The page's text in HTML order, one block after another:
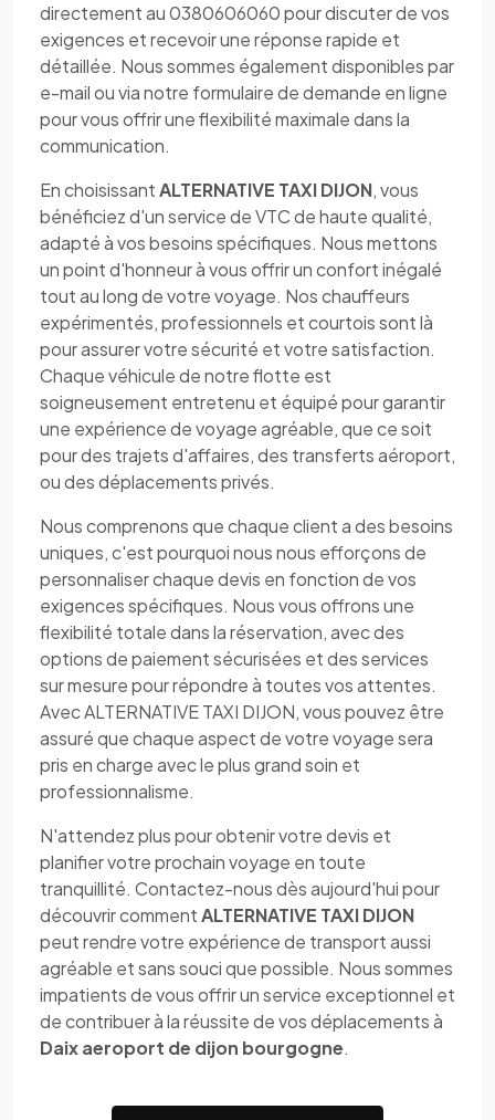
directement au 0380606060 pour discuter de vos
exigences et recevoir une réponse rapide et
détaillée. Nous sommes également disponibles par
e-mail ou via notre formulaire de demande en ligne
pour vous offrir une flexibilité maximale dans la
communication.
En choisissantALTERNATIVE TAXI DIJON, vous
bénéficiez d'un service de VTC de haute qualité,
adapté à vos besoins spécifiques. Nous mettons
un point d'honneur à vous offrir un confort inégalé
tout au long de votre voyage. Nos chauffeurs
expérimentés, professionnels et courtois sont là
pour assurer votre sécurité et votre satisfaction.
Chaque véhicule de notre flotte est
soigneusement entretenu et équipé pour garantir
une expérience de voyage agréable, que ce soit
pour des trajets d'affaires, des transferts aéroport,
ou des déplacements privés.
Nous comprenons que chaque client a des besoins
uniques, c'est pourquoi nous nous efforçons de
personnaliser chaque devis en fonction de vos
exigences spécifiques. Nous vous offrons une
flexibilité totale dans la réservation, avec des
options de paiement sécurisées et des services
sur mesure pour répondre à toutes vos attentes.
Avec ALTERNATIVE TAXI DIJON, vous pouvez être
assuré que chaque aspect de votre voyage sera
pris en charge avec le plus grand soin et
professionnalisme.
N'attendez plus pour obtenir votre devis et
planifier votre prochain voyage en toute
tranquillité. Contactez-nous dès aujourd'hui pour
découvrir commentALTERNATIVE TAXI DIJON
peut rendre votre expérience de transport aussi
agréable et sans souci que possible. Nous sommes
impatients de vous offrir un service exceptionnel et
de contribuer à la réussite de vos déplacements à
Daix aeroport de dijon bourgogne.